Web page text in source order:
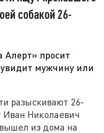
собакой 26-
Алерт» просит
увидит мужчину или
разыскивают 26-
Иван Николаевич
из дома на